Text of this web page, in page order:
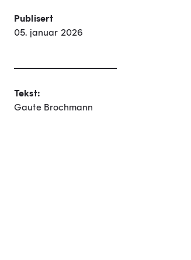
Publisert
05. januar 2026
Tekst:
Gaute Brochmann